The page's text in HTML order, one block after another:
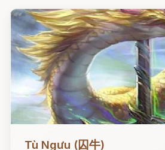
Tù Ngưu (囚牛)